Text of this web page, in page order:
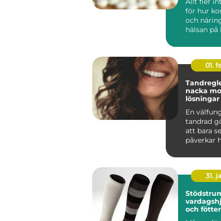
för hur
och
hälsan på
01.
nacka moderna
lösningar
En
tandrad
att bara
påverkar
hur l...
31.
och fötter